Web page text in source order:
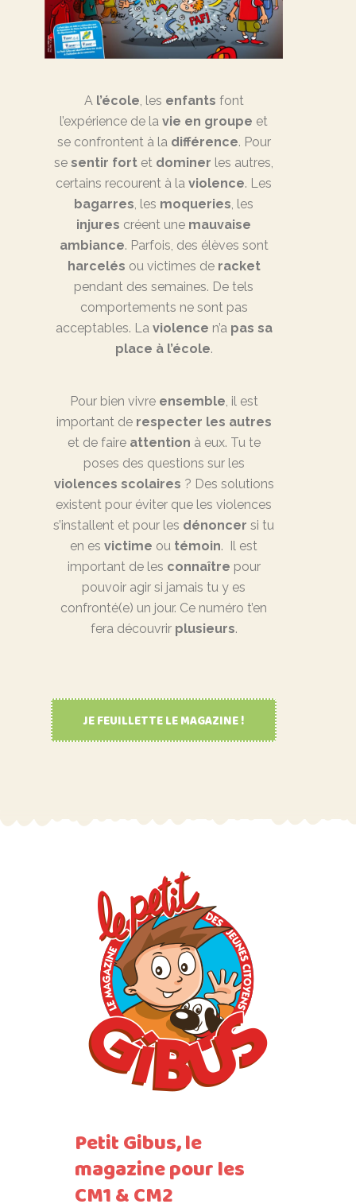
A l’école , les enfants font
l’expérience de la vie en groupe et
se confrontent à la différence. Pour
se sentir fort et dominer les autres,
certains recourent à la violence. Les
bagarres , les moqueries , les
injures créent une mauvaise
ambiance. Parfois, des élèves sont
harcelés ou victimes de racket
pendant des semaines. De tels
comportements ne sont pas
acceptables. La violence n’a pas sa
place à l’école.
Pour bien vivreensemble , il est
important de respecter les autres
et de faire attention à eux. Tu te
poses des questions sur les
violences scolaires ? Des solutions
existent pour éviter que les violences
s’installent et pour les dénoncer si tu
en es victime ou témoin. Il est
important de les connaître pour
pouvoir agir si jamais tu y es
confronté(e) un jour. Ce numéro t’en
fera découvrir plusieurs.
JE FEUILLETTE LE MAGAZINE !
Petit Gibus, le
magazine pour les
CM1 & CM2